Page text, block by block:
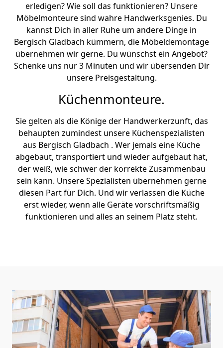
erledigen? Wie soll das funktionieren? Unsere
Möbelmonteure sind wahre Handwerksgenies. Du
kannst Dich in aller Ruhe um andere Dinge in
Bergisch Gladbach kümmern, die Möbeldemontage
übernehmen wir gerne. Du wünschst ein Angebot?
Schenke uns nur 3 Minuten und wir übersenden Dir
unsere Preisgestaltung.
Küchenmonteure.
Sie gelten als die Könige der Handwerkerzunft, das
behaupten zumindest unsere Küchenspezialisten
aus Bergisch Gladbach . Wer jemals eine Küche
abgebaut, transportiert und wieder aufgebaut hat,
der weiß, wie schwer der korrekte Zusammenbau
sein kann. Unsere Spezialisten übernehmen gerne
diesen Part für Dich. Und wir verlassen die Küche
erst wieder, wenn alle Geräte vorschriftsmäßig
funktionieren und alles an seinem Platz steht.